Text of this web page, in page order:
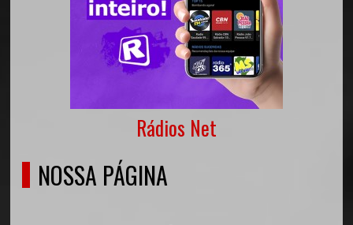
Rádios Net
NOSSA PÁGINA